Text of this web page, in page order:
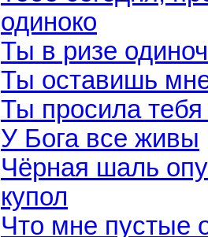
одиноко
Ты в ризе
Ты оставишь
Ты просила
У Бога все живы
Чёрная шаль
купол
Что мне пустые